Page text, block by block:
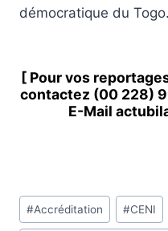
démocratique du Togo.
[ Pour vos
contactez (00 228)
E-Mail
Étiquettes
de
#Accréditation #CENI